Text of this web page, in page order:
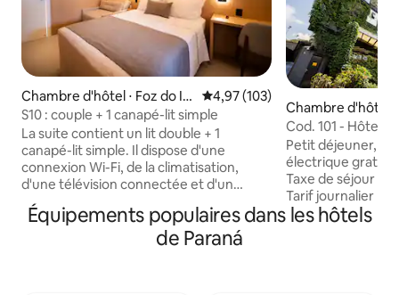
Chambre d'hôtel ⋅ Foz do Ig
uaçu
Évaluation moyenne sur la
4,97 (103)
S10 : couple + 1 canapé-lit simple
La suite contient un lit double + 1
canapé-lit simple. Il dispose d'une
connexion Wi-Fi, de la climatisation,
d'une télévision connectée et d'un
coffre-fort. La salle de bain privée
comprend des serviettes, du
shampoing, de l'après-shampoing, du
savon et un sèche-cheveux. Le
Chambre d'hôtel
Cod. 101 - Hôtel
*SmartTV (PWD)
Petit déjeuner,
électrique gratuit
Taxe de séjour : 3
Tarif journalier
R$ 129,00
Équipements populaires dans les hôtels
de Paraná